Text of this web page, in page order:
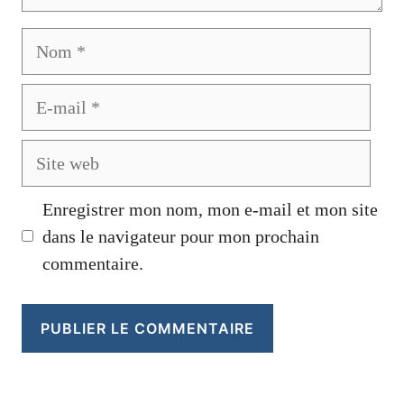
Enregistrer mon nom, mon e-mail et mon site
dans le navigateur pour mon prochain
commentaire.